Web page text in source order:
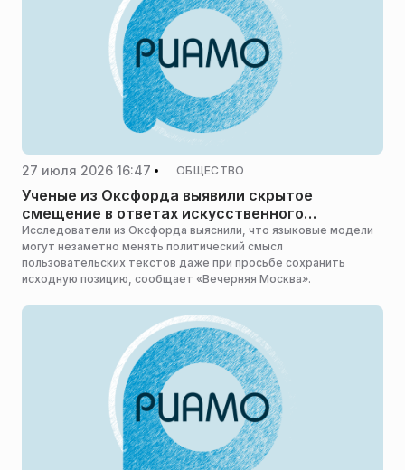
27 июля 2026 16:47 ОБЩЕСТВО
Ученые из Оксфорда выявили скрытое
смещение в ответах искусственного
интеллекта
Исследователи из Оксфорда выяснили, что языковые модели
могут незаметно менять политический смысл
пользовательских текстов даже при просьбе сохранить
исходную позицию, сообщает «Вечерняя Москва».